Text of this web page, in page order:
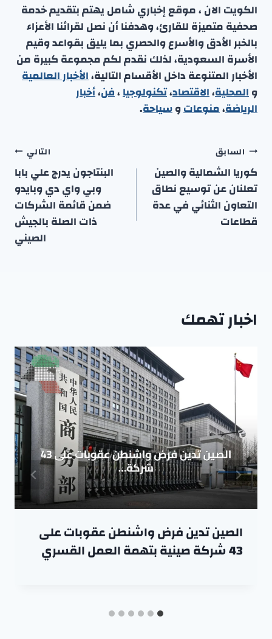
الكويت الان ، موقع إخباري شامل يهتم بتقديم خدمة
صحفية متميزة للقارئ، وهدفنا أن نصل لقرائنا الأعزاء
بالخبر الأدق والأسرع والحصري بما يليق بقواعد وقيم
الأسرة السعودية، لذلك نقدم لكم مجموعة كبيرة من
الأخبار المتنوعة داخل الأقسام التالية،الأخبار العالمية
والمحلية،الاقتصاد،تكنولوجيا،فن،أخبار
الرياضة،منوعاتوسياحة.
تصفّح
المقالات
السابق
كوريا الشمالية والصين
تعلنان عن توسيع نطاق
التعاون الثنائي في عدة
قطاعات
التالي
البنتاجون يدرج علي بابا
وبي واي دي وبايدو
ضمن قائمة الشركات
ذات الصلة بالجيش
الصيني
اخبار تهمك
الصين تدين فرض واشنطن عقوبات على
43 شركة صينية بتهمة العمل القسري